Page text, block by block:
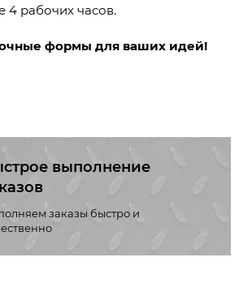
4 рабочих часов.
формы для ваших идей!
выполнение
заказы быстро и